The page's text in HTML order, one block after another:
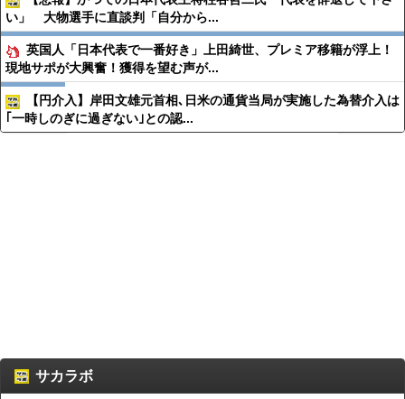
い」 大物選手に直談判「自分から...
英国人「日本代表で一番好き」上田綺世、プレミア移籍が浮上！
現地サポが大興奮！獲得を望む声が...
【円介入】岸田文雄元首相､日米の通貨当局が実施した為替介入は
｢一時しのぎに過ぎない｣との認...
サカラボ